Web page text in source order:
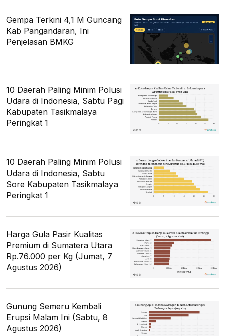
Gempa Terkini 4,1 M Guncang
Kab Pangandaran, Ini
Penjelasan BMKG
10 Daerah Paling Minim Polusi
Udara di Indonesia, Sabtu Pagi
Kabupaten Tasikmalaya
Peringkat 1
10 Daerah Paling Minim Polusi
Udara di Indonesia, Sabtu
Sore Kabupaten Tasikmalaya
Peringkat 1
Harga Gula Pasir Kualitas
Premium di Sumatera Utara
Rp.76.000 per Kg (Jumat, 7
Agustus 2026)
Gunung Semeru Kembali
Erupsi Malam Ini (Sabtu, 8
Agustus 2026)